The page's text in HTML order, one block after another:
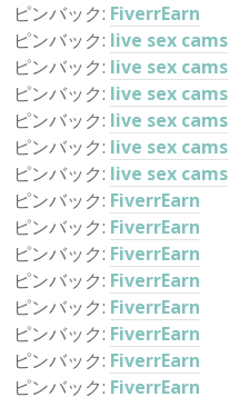
ピンバック: FiverrEarn
ピンバック: live sex cams
ピンバック: live sex cams
ピンバック: live sex cams
ピンバック: live sex cams
ピンバック: live sex cams
ピンバック: live sex cams
ピンバック: FiverrEarn
ピンバック: FiverrEarn
ピンバック: FiverrEarn
ピンバック: FiverrEarn
ピンバック: FiverrEarn
ピンバック: FiverrEarn
ピンバック: FiverrEarn
ピンバック: FiverrEarn